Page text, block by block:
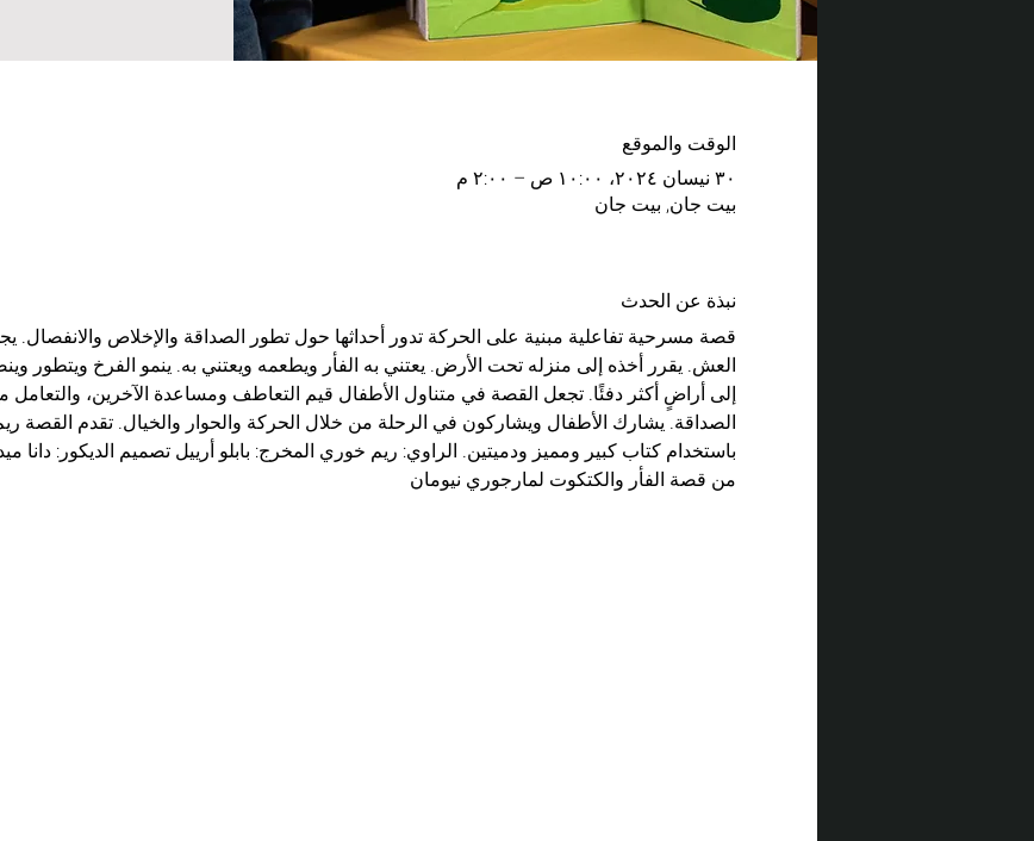
الوقت والموقع
٣٠ نيسان ٢٠٢٤، ١٠:٠٠ ص – ٢:٠٠ م
بيت جان, بيت جان
نبذة عن الحدث
قصة مسرحية تفاعلية مبنية على الحركة تدور أحداثها حول تطور الصداقة والإخلاص
العش. يقرر أخذه إلى منزله تحت الأرض. يعتني به الفأر ويطعمه ويعتني به. ينمو الفرخ ويتطور
إلى أراضٍ أكثر دفئًا. تجعل القصة في متناول الأطفال قيم التعاطف ومساعدة الآخرين، والتعامل
الصداقة. يشارك الأطفال ويشاركون في الرحلة من خلال الحركة والحوار والخيال. تقدم القصة
باستخدام كتاب كبير ومميز ودميتين. الراوي: ريم خوري المخرج: بابلو أرييل تصميم الديكور: دانا
من قصة الفأر والكتكوت لمارجوري نيومان